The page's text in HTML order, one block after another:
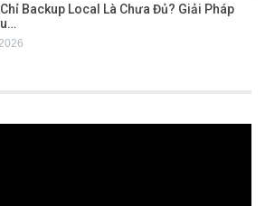
Backup Local Là Chưa Đủ? Giải Pháp